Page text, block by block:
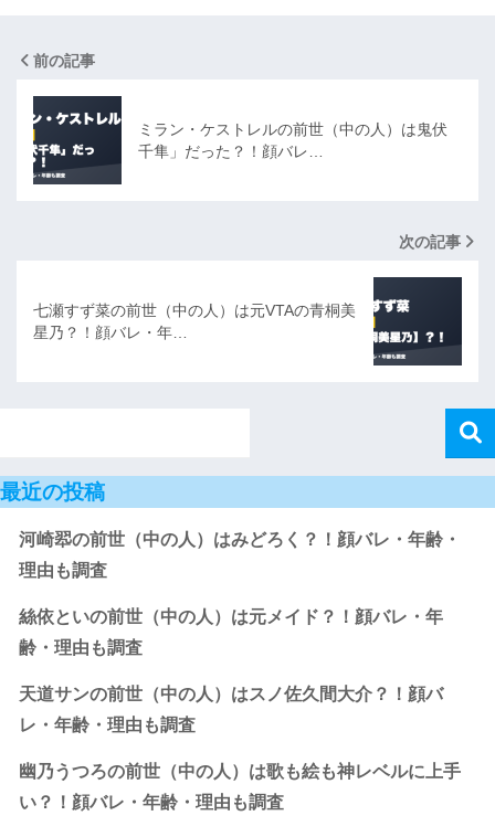
前の記事
ミラン・ケストレルの前世（中の人）は鬼伏
千隼」だった？！顔バレ…
次の記事
七瀬すず菜の前世（中の人）は元VTAの青桐美
星乃？！顔バレ・年…
最近の投稿
河崎翆の前世（中の人）はみどろく？！顔バレ・年齢・
理由も調査
絲依といの前世（中の人）は元メイド？！顔バレ・年
齢・理由も調査
天道サンの前世（中の人）はスノ佐久間大介？！顔バ
レ・年齢・理由も調査
幽乃うつろの前世（中の人）は歌も絵も神レベルに上手
い？！顔バレ・年齢・理由も調査